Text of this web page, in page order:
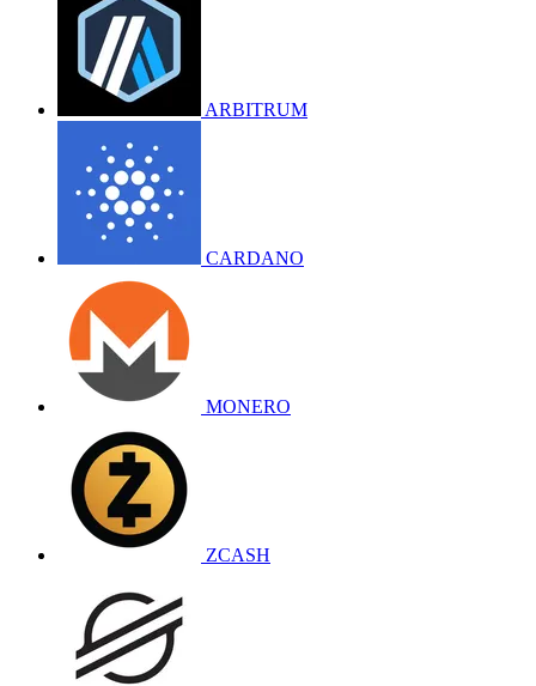
ARBITRUM
CARDANO
MONERO
ZCASH